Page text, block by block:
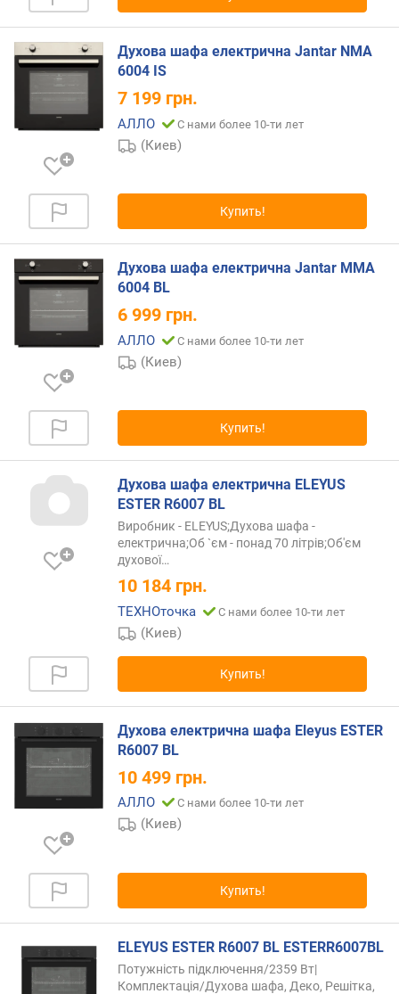
л
н
а
я
т
е
п
а
т
у
р
°
)
к
л
-
в
р
ж
(
т
)
а
в
а
и
к
и
Духова шафа електрична Jantar NMA
6004 IS
7 199 грн.
АЛЛО С нами более 10-ти лет
(Киев)
Купить!
Духова шафа електрична Jantar MMA
6004 BL
6 999 грн.
АЛЛО С нами более 10-ти лет
(Киев)
Купить!
Духова шафа електрична ELEYUS
ESTER R6007 BL
Виробник - ELEYUS;Духова шафа -
електрична;Об `єм - понад 70 літрів;Об'єм
духової…
10 184 грн.
ТЕХНОточка С нами более 10-ти лет
(Киев)
Купить!
Духова електрична шафа Eleyus ESTER
R6007 BL
10 499 грн.
АЛЛО С нами более 10-ти лет
(Киев)
Купить!
ELEYUS ESTER R6007 BL ESTERR6007BL
Потужність підключення/2359 Вт|
Комплектація/Духова шафа, Деко, Решітка,